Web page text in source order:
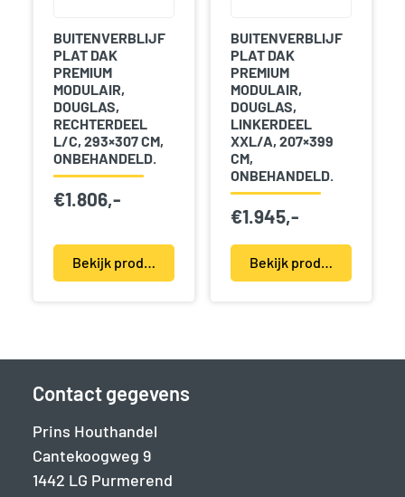
BUITENVERBLIJF
PLAT DAK
PREMIUM
MODULAIR,
DOUGLAS,
RECHTERDEEL
L/C, 293×307 CM,
ONBEHANDELD.
€1.806,-
Bekijk product(en)
BUITENVERBLIJF
PLAT DAK
PREMIUM
MODULAIR,
DOUGLAS,
LINKERDEEL
XXL/A, 207×399
CM,
ONBEHANDELD.
€1.945,-
Bekijk product(en)
Contact gegevens
Prins Houthandel
Cantekoogweg 9
1442 LG Purmerend